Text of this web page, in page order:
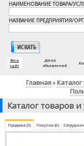
НАИМЕНОВАНИЕ ТОВАРА/
НАЗВАНИЕ ПРЕДПРИЯТИЯ/
Весь
сайт
Доска
объявлений
Главная» Каталог
Каталог товаров и
Продажа (5) Покупка (0)